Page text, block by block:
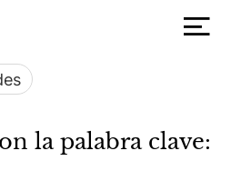
la palabra clave: